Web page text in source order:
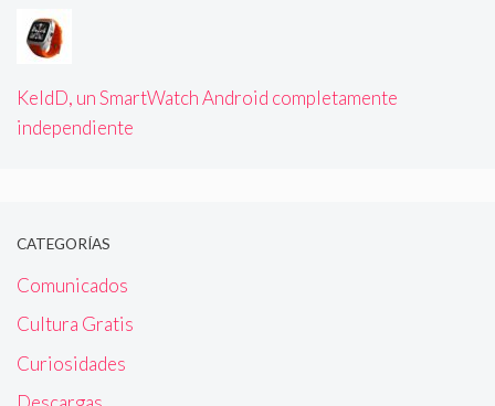
KeldD, un SmartWatch Android completamente
independiente
CATEGORÍAS
Comunicados
Cultura Gratis
Curiosidades